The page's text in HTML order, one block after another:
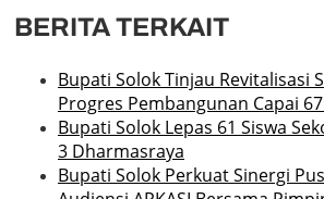
BERITA TERKAIT
Bupati Solok Tinjau Revitalisasi
Progres Pembangunan Capai
Bupati Solok Lepas 61 Siswa
3 Dharmasraya
Bupati Solok Perkuat Sinergi